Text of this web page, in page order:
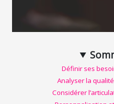
Définir ses
Analyser la
Considérer